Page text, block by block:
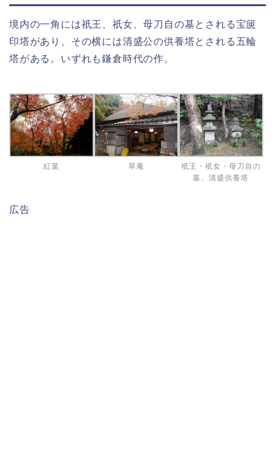
境内の一角には祇王、祇女、母刀自の墓とされる宝篋
印塔があり、その横には清盛公の供養塔とされる五輪
塔がある。いずれも鎌倉時代の作。
紅葉 草庵
祇王・祇女・母刀自の
墓、清盛供養塔
広告